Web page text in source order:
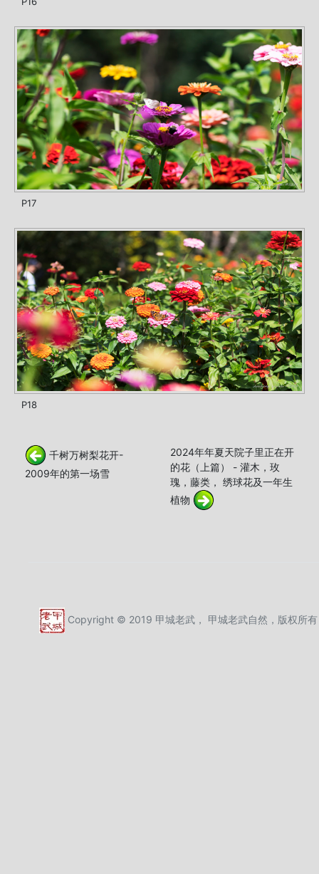
P17
P18
千树万树梨花开-
2009年的第一场雪
2024年年夏天院子里正在开
的花（上篇） - 灌木，玫
瑰，藤类， 绣球花及一年生
植物
Copyright © 2019 甲城老武， 甲城老武自然，版权所